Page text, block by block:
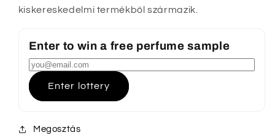
kiskereskedelmi termékből származik.
Enter to win a free perfume sample
Enter lottery
Megosztás